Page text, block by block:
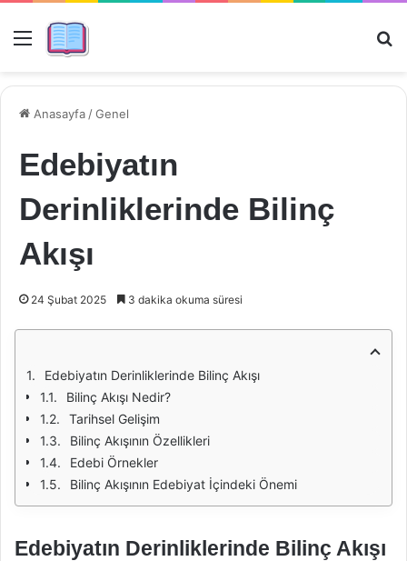
Menü
Anasayfa /Genel
Edebiyatın
Derinliklerinde Bilinç
Akışı
24 Şubat 2025 3 dakika okuma süresi
Edebiyatın Derinliklerinde Bilinç Akışı
Bilinç Akışı Nedir?
Tarihsel Gelişim
Bilinç Akışının Özellikleri
Edebi Örnekler
Bilinç Akışının Edebiyat İçindeki Önemi
Edebiyatın Derinliklerinde Bilinç Akışı